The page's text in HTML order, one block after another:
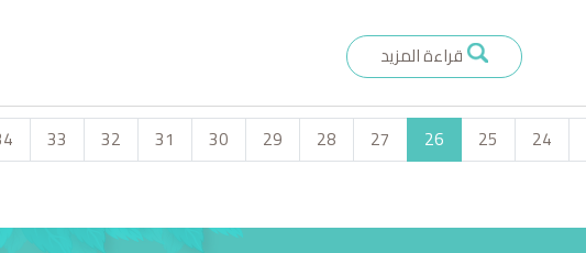
قراءة المزيد
24
25
26
27
28
29
30
31
32
33